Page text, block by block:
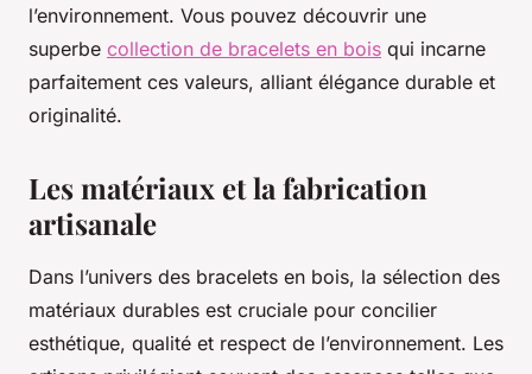
l’environnement. Vous pouvez découvrir une
superbe collection de bracelets en bois qui incarne
parfaitement ces valeurs, alliant élégance durable et
originalité.
Les matériaux et la fabrication
artisanale
Dans l’univers des bracelets en bois, la sélection des
matériaux durables est cruciale pour concilier
esthétique, qualité et respect de l’environnement. Les